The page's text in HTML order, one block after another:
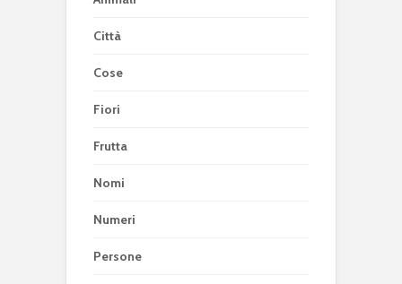
Città
Cose
Fiori
Frutta
Nomi
Numeri
Persone